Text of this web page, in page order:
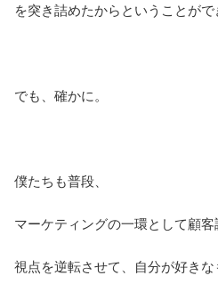
を突き詰めたからということがで
でも、確かに。
僕たちも普段、
マーケティングの一環として顧客
視点を逆転させて、自分が好きな